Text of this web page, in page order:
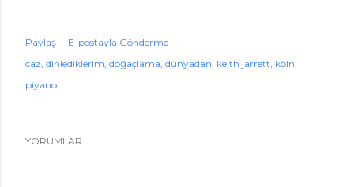
Paylaş
E-postayla Gönderme
caz dinlediklerim doğaçlama dünyadan keith jarrett köln
piyano
YORUMLAR